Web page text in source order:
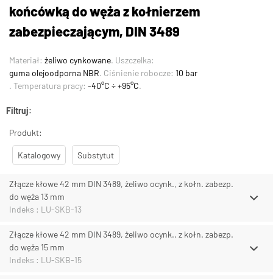
końcówką do węża z kołnierzem
zabezpieczającym, DIN 3489
Materiał: żeliwo cynkowane. Uszczelka:
guma olejoodporna NBR. Ciśnienie robocze: 10 bar
. Temperatura pracy: -40°C ÷ +95°C.
Filtruj:
Produkt:
Katalogowy Substytut
Złącze kłowe 42 mm DIN 3489, żeliwo ocynk., z kołn. zabezp.
do węża 13 mm
Indeks : LU-SKB-13
Złącze kłowe 42 mm DIN 3489, żeliwo ocynk., z kołn. zabezp.
do węża 15 mm
Indeks : LU-SKB-15